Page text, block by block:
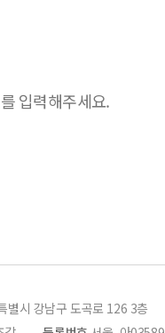
별시 강남구 도곡로 126 3층